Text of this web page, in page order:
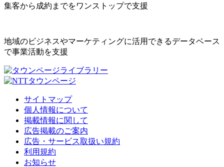
集客から成約までをワンストップで支援
地域のビジネスやマーケティングに活用できるデータベース
で事業活動を支援
サイトマップ
個人情報について
掲載情報に関して
広告掲載のご案内
広告・サービス取扱い規約
利用規約
お知らせ